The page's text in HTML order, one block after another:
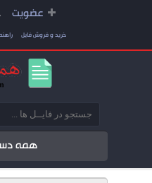
عضویت
خرید و فروش فایل
همه